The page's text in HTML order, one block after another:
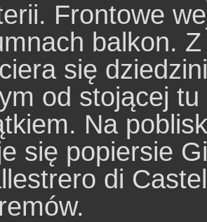
Frontowe
balkon.
się
od stojącej
Na
się popiersie
di